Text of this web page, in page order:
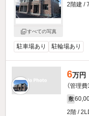
すべての写真
2階建 /
駐車場あり 駐輪場あり
6万円
（管理
敷
2階 /